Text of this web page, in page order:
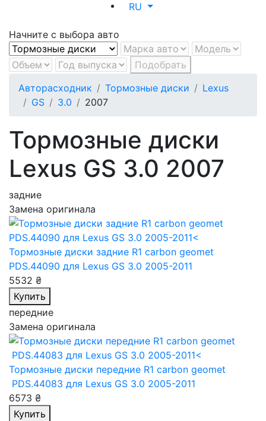
RU
Начните с выбора авто
Подобрать
Авторасходник
Тормозные диски
Lexus
GS
3.0 2007
Тормозные диски
Lexus GS 3.0 2007
задние
Замена оригинала
Тормозные диски задние R1 carbon geomet
PDS.44090 для Lexus GS 3.0 2005-2011
5532 ₴
Купить
передние
Замена оригинала
Тормозные диски передние R1 carbon geomet
PDS.44083 для Lexus GS 3.0 2005-2011
6573 ₴
Купить